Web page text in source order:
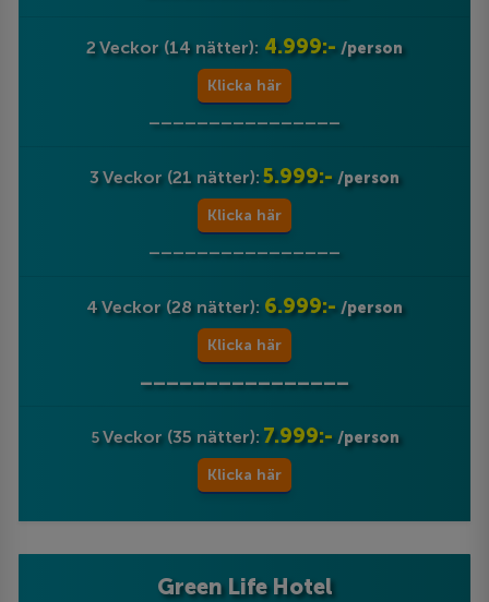
2 Veckor (14 nätter): 4.999:- /person
Klicka här
________________
3 Veckor (21 nätter): 5.999:- /person
Klicka här
________________
4 Veckor (28 nätter): 6.999:- /person
Klicka här
________________
5Veckor (35 nätter): 7.999:- /person
Klicka här
Green Life Hotel